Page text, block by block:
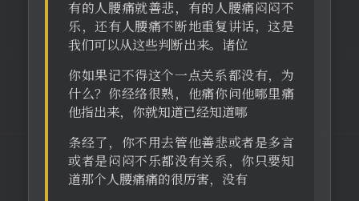
有的人腰痛就善悲，有的人腰痛闷闷不
乐，还有人腰痛不断地重复讲话，这是
我们可以从这些判断出来。诸位
你如果记不得这个一点关系都没有，为
什么？你经络很熟，他痛你问他哪里痛
他指出来，你就知道已经知道哪
条经了，你不用去管他善悲或者是多言
或者是闷闷不乐都没有关系，你只要知
道那个人腰痛痛的很厉害，没有